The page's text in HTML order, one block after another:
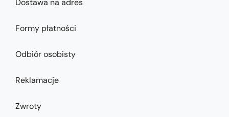
Dostawa na adres
Formy płatności
Odbiór osobisty
Reklamacje
Zwroty